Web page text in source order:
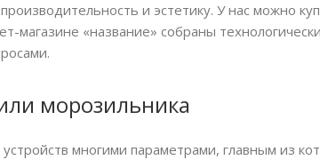
и эстетику. У нас можно
магазине «название» собраны
морозильника
многими параметрами, главным из